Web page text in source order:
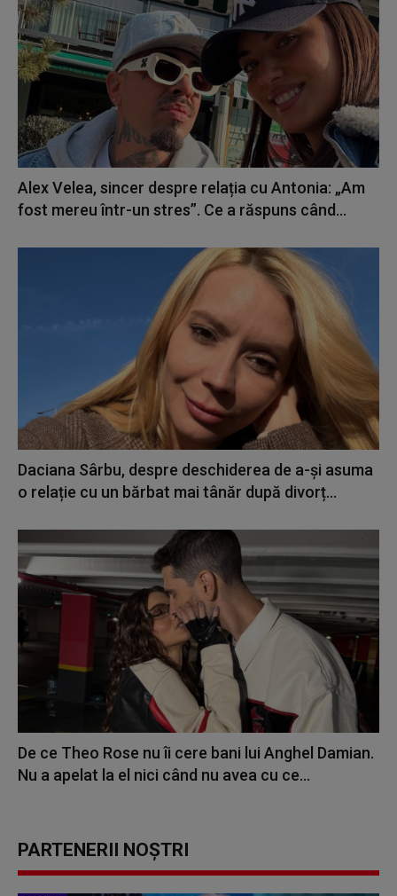
Alex Velea, sincer despre relația cu Antonia: „Am
fost mereu într-un stres”. Ce a răspuns când...
Daciana Sârbu, despre deschiderea de a-și asuma
o relație cu un bărbat mai tânăr după divorț...
De ce Theo Rose nu îi cere bani lui Anghel Damian.
Nu a apelat la el nici când nu avea cu ce...
PARTENERII NOȘTRI